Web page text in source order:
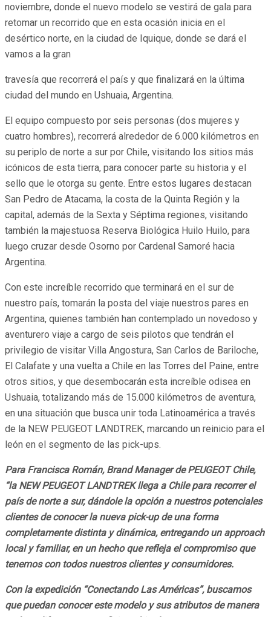
noviembre, donde el nuevo modelo se vestirá de gala para
retomar un recorrido que en esta ocasión inicia en el
desértico norte, en la ciudad de Iquique, donde se dará el
vamos a la gran
travesía que recorrerá el país y que finalizará en la última
ciudad del mundo en Ushuaia, Argentina.
El equipo compuesto por seis personas (dos mujeres y
cuatro hombres), recorrerá alrededor de 6.000 kilómetros en
su periplo de norte a sur por Chile, visitando los sitios más
icónicos de esta tierra, para conocer parte su historia y el
sello que le otorga su gente. Entre estos lugares destacan
San Pedro de Atacama, la costa de la Quinta Región y la
capital, además de la Sexta y Séptima regiones, visitando
también la majestuosa Reserva Biológica Huilo Huilo, para
luego cruzar desde Osorno por Cardenal Samoré hacia
Argentina.
Con este increíble recorrido que terminará en el sur de
nuestro país, tomarán la posta del viaje nuestros pares en
Argentina, quienes también han contemplado un novedoso y
aventurero viaje a cargo de seis pilotos que tendrán el
privilegio de visitar Villa Angostura, San Carlos de Bariloche,
El Calafate y una vuelta a Chile en las Torres del Paine, entre
otros sitios, y que desembocarán esta increíble odisea en
Ushuaia, totalizando más de 15.000 kilómetros de aventura,
en una situación que busca unir toda Latinoamérica a través
de la NEW PEUGEOT LANDTREK, marcando un reinicio para el
león en el segmento de las pick-ups.
Para Francisca Román, Brand Manager de PEUGEOT Chile,
“la NEW PEUGEOT LANDTREK llega a Chile para recorrer el
país de norte a sur, dándole la opción a nuestros potenciales
clientes de conocer la nueva pick-up de una forma
completamente distinta y dinámica, entregando un approach
local y familiar, en un hecho que refleja el compromiso que
tenemos con todos nuestros clientes y consumidores.
Con la expedición “Conectando Las Américas”, buscamos
que puedan conocer este modelo y sus atributos de manera